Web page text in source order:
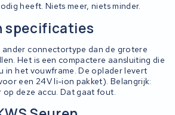
heeft. Niets meer, niets minder.
specificaties
connectortype dan de grotere
Het is een compactere aansluiting die
in het vouwframe. De oplader levert
een 24V li-ion pakket). Belangrijk:
op deze accu. Dat gaat fout.